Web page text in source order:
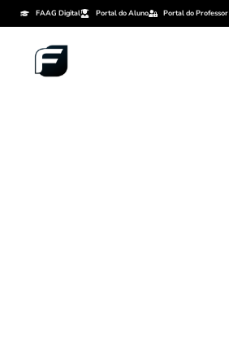
FAAG Digital Portal do Aluno Portal do Professor